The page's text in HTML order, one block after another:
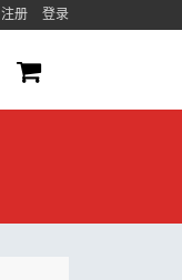
注册 登录